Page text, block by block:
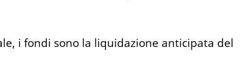
i fondi sono la liquidazione anticipata del